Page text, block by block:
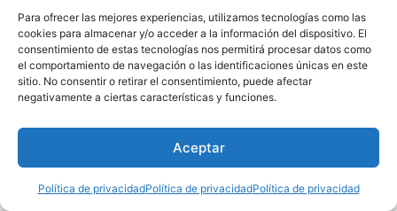
Para ofrecer las mejores experiencias, utilizamos tecnologías como las
cookies para almacenar y/o acceder a la información del dispositivo. El
consentimiento de estas tecnologías nos permitirá procesar datos como
el comportamiento de navegación o las identificaciones únicas en este
sitio. No consentir o retirar el consentimiento, puede afectar
negativamente a ciertas características y funciones.
Aceptar
Política de privacidadPolítica de privacidadPolítica de privacidad
El equipo de museos del Ministerio de Cultura recibió 19
piezas de cerámica para mantenerlas en custodia. La
entrega la hizo la señora Katherine Shahani al director
de Museos, Raúl Castro Zachrisson, que estuvo
acompañado por un equipo de expertos.